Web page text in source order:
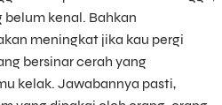
kenal. Bahkan
meningkat jika kau pergi
bersinar cerah yang
kelak. Jawabannya pasti,